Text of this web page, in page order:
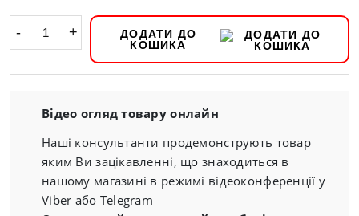
- +
ДОДАТИ ДО
КОШИКА
Відео огляд товару онлайн
Наші консультанти продемонструють товар
яким Ви зацікавленні, що знаходиться в
нашому магазині в режимі відеоконференції у
Viber або Telegram